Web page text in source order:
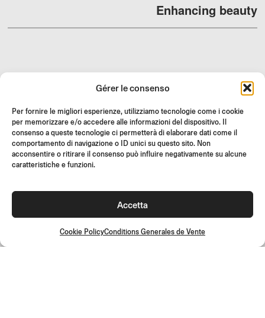
Gérer le consenso
Per fornire le migliori esperienze, utilizziamo tecnologie come i cookie
per memorizzare e/o accedere alle informazioni del dispositivo. Il
consenso a queste tecnologie ci permetterà di elaborare dati come il
comportamento di navigazione o ID unici su questo sito. Non
acconsentire o ritirare il consenso può influire negativamente su alcune
caratteristiche e funzioni.
Accetta
Cookie PolicyConditions Generales de Vente
Enhancing beauty
SUPPORT ET FAQ
RETOURS
INSTRUCTIONS DE MONTAGE
GIFT CARD
OFFRES LIMITÉES
Rejoignez la communauté Rizoma et accédez à des contenus
exclusifs et des offres spéciales !